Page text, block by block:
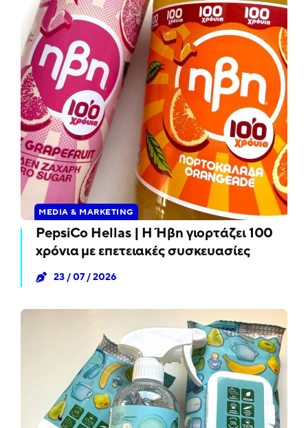
MEDIA & MARKETING
PepsiCo Hellas | Η Ήβη γιορτάζει 100
χρόνια με επετειακές συσκευασίες
23 / 07 / 2026